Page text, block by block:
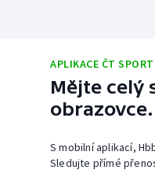
APLIKACE ČT SPORT
Mějte celý
obrazovce.
S mobilní aplikací,
Sledujte přímé